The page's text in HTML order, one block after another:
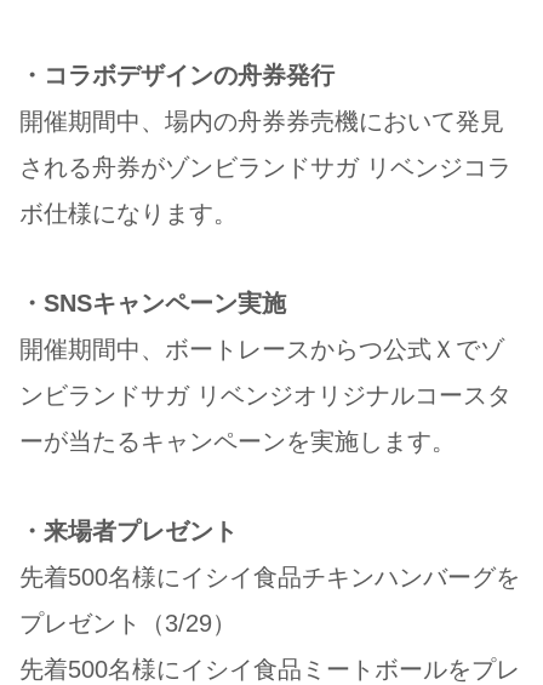
・コラボデザインの舟券発行
開催期間中、場内の舟券券売機において発見
される舟券がゾンビランドサガ リベンジコラ
ボ仕様になります。
・SNSキャンペーン実施
開催期間中、ボートレースからつ公式Ｘでゾ
ンビランドサガ リベンジオリジナルコースタ
ーが当たるキャンペーンを実施します。
・来場者プレゼント
先着500名様にイシイ食品チキンハンバーグを
プレゼント（3/29）
先着500名様にイシイ食品ミートボールをプレ